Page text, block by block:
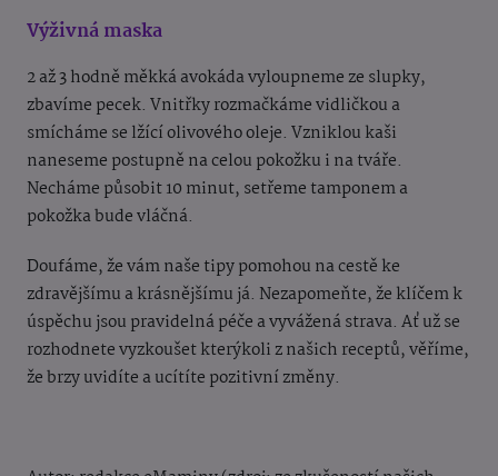
Výživná maska
2 až 3 hodně měkká avokáda vyloupneme ze slupky,
zbavíme pecek. Vnitřky rozmačkáme vidličkou a
smícháme se lžící olivového oleje. Vzniklou kaši
naneseme postupně na celou pokožku i na tváře.
Necháme působit 10 minut, setřeme tamponem a
pokožka bude vláčná.
Doufáme, že vám naše tipy pomohou na cestě ke
zdravějšímu a krásnějšímu já. Nezapomeňte, že klíčem k
úspěchu jsou pravidelná péče a vyvážená strava. Ať už se
rozhodnete vyzkoušet kterýkoli z našich receptů, věříme,
že brzy uvidíte a ucítíte pozitivní změny.